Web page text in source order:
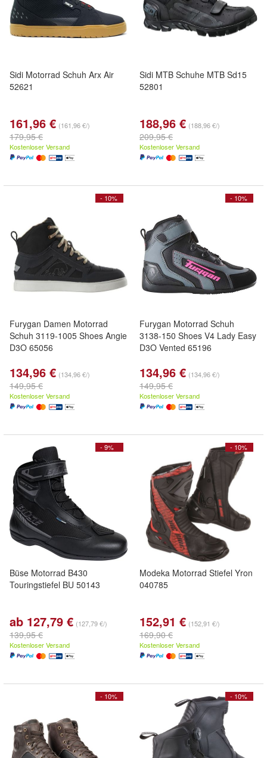
Sidi Motorrad Schuh Arx Air
52621
161,96 € (161,96 €/)
179,95 €
Kostenloser Versand
Sidi MTB Schuhe MTB Sd15
52801
188,96 € (188,96 €/)
209,95 €
Kostenloser Versand
- 10%
Furygan Damen Motorrad
Schuh 3119-1005 Shoes Angie
D3O 65056
134,96 € (134,96 €/)
149,95 €
Kostenloser Versand
- 10%
Furygan Motorrad Schuh
3138-150 Shoes V4 Lady Easy
D3O Vented 65196
134,96 € (134,96 €/)
149,95 €
Kostenloser Versand
- 9%
Büse Motorrad B430
Touringstiefel BU 50143
ab 127,79 € (127,79 €/)
139,95 €
Kostenloser Versand
- 10%
Modeka Motorrad Stiefel Yron
040785
152,91 € (152,91 €/)
169,90 €
Kostenloser Versand
- 10% - 10%